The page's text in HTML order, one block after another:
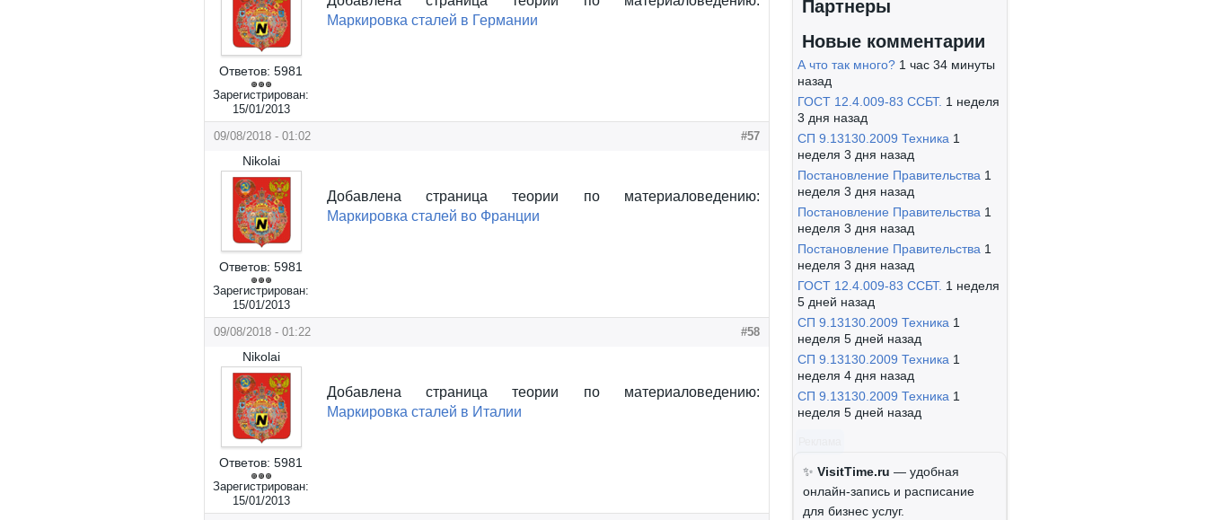
Ответов: 5981
Зарегистрирован:
15/01/2013
Маркировка сталей в Германии
09/08/2018 - 01:02 #57
Nikolai
Ответов: 5981
Зарегистрирован:
15/01/2013
Добавлена страница теории по материаловедению:
Маркировка сталей во Франции
09/08/2018 - 01:22 #58
Nikolai
Ответов: 5981
Зарегистрирован:
15/01/2013
Добавлена страница теории по материаловедению:
Маркировка сталей в Италии
Партнеры
Новые комментарии
А что так много? 1 час 34 минуты
назад
ГОСТ 12.4.009-83 ССБТ. 1 неделя
3 дня назад
СП 9.13130.2009 Техника 1
неделя 3 дня назад
Постановление Правительства 1
неделя 3 дня назад
Постановление Правительства 1
неделя 3 дня назад
Постановление Правительства 1
неделя 3 дня назад
ГОСТ 12.4.009-83 ССБТ. 1 неделя
5 дней назад
СП 9.13130.2009 Техника 1
неделя 5 дней назад
СП 9.13130.2009 Техника 1
неделя 4 дня назад
СП 9.13130.2009 Техника 1
неделя 5 дней назад
✨ VisitTime.ru — удобная
онлайн-запись и расписание
для бизнес услуг.